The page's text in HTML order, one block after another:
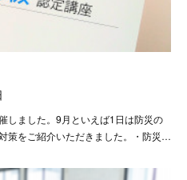
しました。9月といえば1日は防災の
策をご紹介いただきました。・防災…